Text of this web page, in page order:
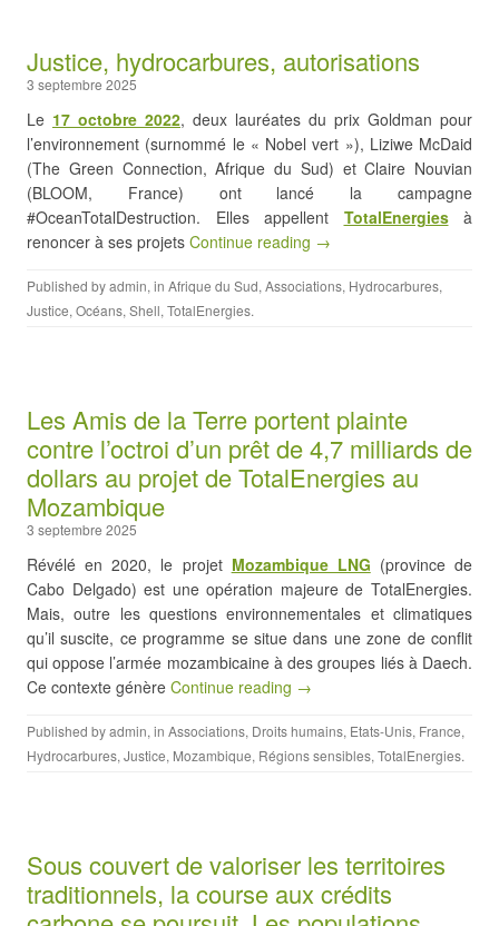
Justice, hydrocarbures, autorisations
3 septembre 2025
Le 17 octobre 2022, deux lauréates du prix Goldman pour
l’environnement (surnommé le « Nobel vert »), Liziwe McDaid
(The Green Connection, Afrique du Sud) et Claire Nouvian
(BLOOM, France) ont lancé la campagne
#OceanTotalDestruction. Elles appellent TotalEnergiesà
renoncer à ses projets Continue reading →
Published byadmin, in Afrique du Sud, Associations, Hydrocarbures,
Justice, Océans, Shell, TotalEnergies.
Les Amis de la Terre portent plainte
contre l’octroi d’un prêt de 4,7 milliards de
dollars au projet de TotalEnergies au
Mozambique
3 septembre 2025
Révélé en 2020, le projet Mozambique LNG (province de
Cabo Delgado) est une opération majeure de TotalEnergies.
Mais, outre les questions environnementales et climatiques
qu’il suscite, ce programme se situe dans une zone de conflit
qui oppose l’armée mozambicaine à des groupes liés à Daech.
Ce contexte génère Continue reading →
Published byadmin, in Associations, Droits humains, Etats-Unis, France,
Hydrocarbures, Justice, Mozambique, Régions sensibles, TotalEnergies.
Sous couvert de valoriser les territoires
traditionnels, la course aux crédits